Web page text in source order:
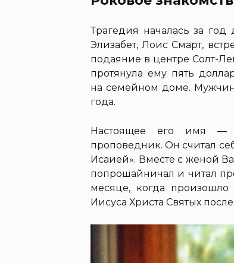
Трагедия началась за
Элизабет, Лоис Смарт,
подаяние в центре Солт-
протянула ему пять
на семейном доме.
года.
Настоящее его имя —
проповедник. Он считал
Исаией». Вместе с женой
попрошайничал и читал
месяце, когда
Иисуса Христа Святых